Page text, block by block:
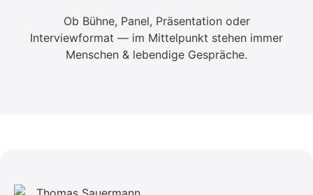
Ob Bühne, Panel, Präsentation oder
Interviewformat — im Mittelpunkt stehen immer
Menschen & lebendige Gespräche.